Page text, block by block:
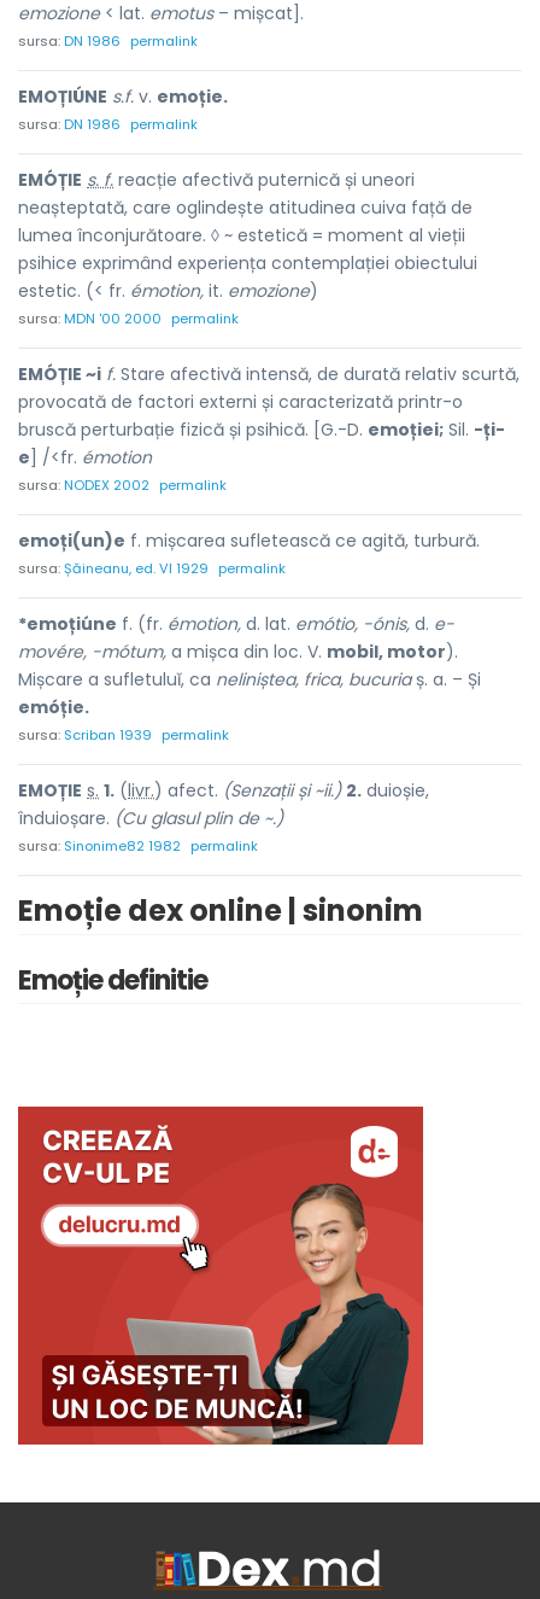
emozione< lat. emotus– mișcat].
sursa:DN 1986 permalink
EMOȚIÚNE s.f. v. emoție.
sursa:DN 1986 permalink
EMÓȚIE s. f. reacție afectivă puternică și uneori
neașteptată, care oglindește atitudinea cuiva față de
lumea înconjurătoare. ◊ ~ estetică = moment al vieții
psihice exprimând experiența contemplației obiectului
estetic. (< fr. émotion, it. emozione)
sursa:MDN '00 2000 permalink
EMÓȚIE ~i f. Stare afectivă intensă, de durată relativ scurtă,
provocată de factori externi și caracterizată printr-o
bruscă perturbație fizică și psihică. [G.-D. emoției; Sil. -ți-
e ] /<fr. émotion
sursa:NODEX 2002 permalink
emoți(un)e f. mișcarea sufletească ce agită, turbură.
sursa:Șăineanu, ed. VI 1929 permalink
*emoțiúne f. (fr. émotion, d. lat. emótio, -ónis, d. e-
movére, -mótum, a mișca din loc. V. mobil, motor).
Mișcare a sufletuluĭ, ca neliniștea, frica, bucuriaș. a. – Și
emóție.
sursa: Scriban 1939 permalink
EMOȚIE s. 1. (livr.) afect. (Senzații și ~ii.) 2. duioșie,
înduioșare. (Cu glasul plin de ~.)
sursa: Sinonime82 1982 permalink
Emoție dex online | sinonim
Emoție definitie